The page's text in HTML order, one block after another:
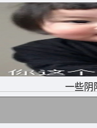
绩来。
他一无所有，却又
一些阴